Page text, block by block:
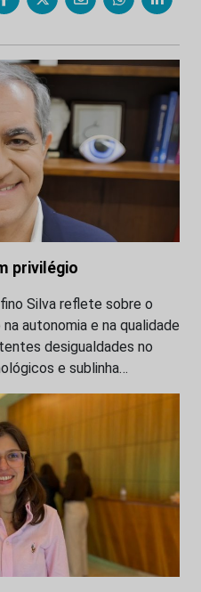
privilégio
Silva reflete sobre o
autonomia e na qualidade
desigualdades no
e sublinha…